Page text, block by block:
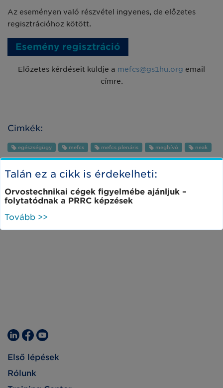
Az eseményen való részvétel ingyenes, de előzetes
regisztrációhoz kötött.
Esemény regisztráció
Előzetes kérdéseit küldje a mefcs@gs1hu.org email
címre.
Cimkék:
egészségügy mefcs mefcs plenáris meghívó neak
Talán ez a cikk is érdekelheti:
Orvostechnikai cégek figyelmébe ajánljuk –
folytatódnak a PRRC képzések
Tovább >>
Első lépések
Rólunk